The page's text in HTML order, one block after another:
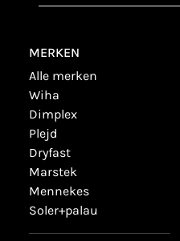
MERKEN
alle merken
wiha
dimplex
plejd
dryfast
marstek
mennekes
soler+palau